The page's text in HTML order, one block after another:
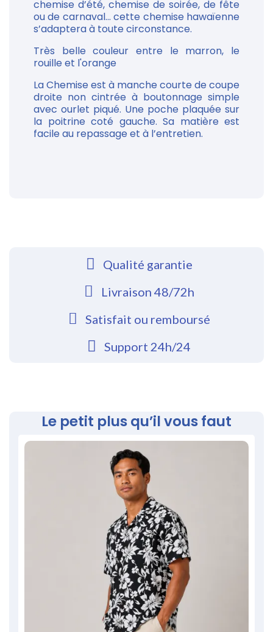
chemise d’été, chemise de soirée, de fête
ou de carnaval... cette chemise hawaïenne
s’adaptera à toute circonstance.
Très belle couleur entre le marron, le
rouille et l'orange
La Chemise est à manche courte de coupe
droite non cintrée à boutonnage simple
avec ourlet piqué. Une poche plaquée sur
la poitrine coté gauche. Sa matière est
facile au repassage et à l’entretien.
Qualité garantie
Livraison 48/72h
Satisfait ou remboursé
Support 24h/24
Le petit plus qu’il vous faut